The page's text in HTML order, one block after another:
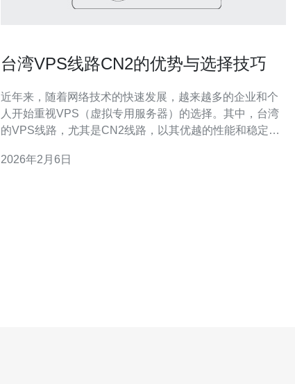
台湾VPS线路CN2的优势与选择技巧
近年来，随着网络技术的快速发展，越来越多的企业和个
人开始重视VPS（虚拟专用服务器）的选择。其中，台湾
的VPS线路，尤其是CN2线路，以其优越的性能和稳定性
势，并提供一些选择技巧，帮助用户更好地做出决策。 台
2026年2月6日